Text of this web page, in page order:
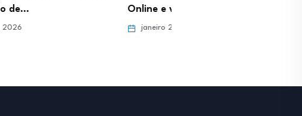
Online e viver do…
janeiro 29, 2026